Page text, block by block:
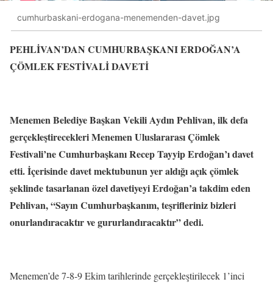
cumhurbaskani-erdogana-menemenden-davet.jpg
PEHLİVAN’DAN CUMHURBAŞKANI ERDOĞAN’A
ÇÖMLEK FESTİVALİ DAVETİ
Menemen Belediye Başkan Vekili Aydın Pehlivan, ilk defa
gerçekleştirecekleri Menemen Uluslararası Çömlek
Festivali’ne Cumhurbaşkanı Recep Tayyip Erdoğan’ı davet
etti. İçerisinde davet mektubunun yer aldığı açık çömlek
şeklinde tasarlanan özel davetiyeyi Erdoğan’a takdim eden
Pehlivan, “Sayın Cumhurbaşkanım, teşrifleriniz bizleri
onurlandıracaktır ve gururlandıracaktır” dedi.
Menemen’de 7-8-9 Ekim tarihlerinde gerçekleştirilecek 1’inci